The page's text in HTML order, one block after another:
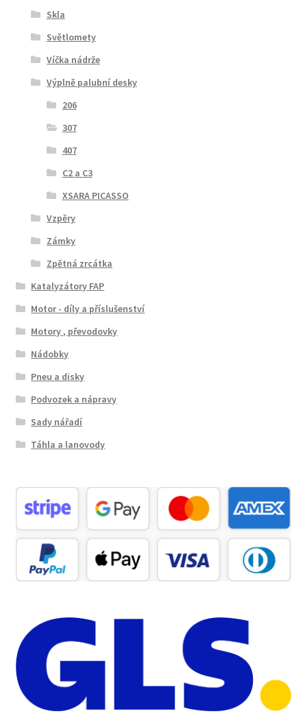
Skla
Světlomety
Víčka nádrže
Výplně palubní desky
206
307
407
C2 a C3
XSARA PICASSO
Vzpěry
Zámky
Zpětná zrcátka
Katalyzátory FAP
Motor - díly a příslušenství
Motory , převodovky
Nádobky
Pneu a disky
Podvozek a nápravy
Sady nářadí
Táhla a lanovody